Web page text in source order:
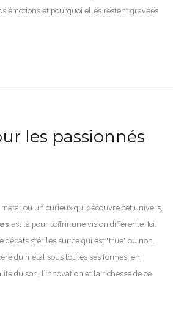
émotions et pourquoi elles restent gravées
les passionnés
ou un curieux qui découvre cet univers,
est là pour t’offrir une vision différente. Ici,
débats stériles sur ce qui est "true" ou non.
du métal sous toutes ses formes, en
du son, l’innovation et la richesse de ce